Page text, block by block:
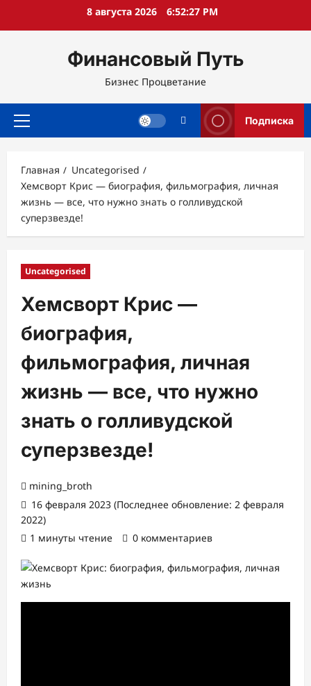
8 августа 2026 6:52:29 PM
Финансовый Путь
Бизнес Процветание
Основное
Подписка
Главная
Uncategorised
Хемсворт Крис — биография, фильмография, личная
жизнь — все, что нужно знать о голливудской
суперзвезде!
Uncategorised
Хемсворт Крис —
биография,
фильмография, личная
жизнь — все, что нужно
знать о голливудской
суперзвезде!
mining_broth
16 февраля 2023 (Последнее обновление: 2 февраля
2022)
1 минуты чтение
0 комментариев